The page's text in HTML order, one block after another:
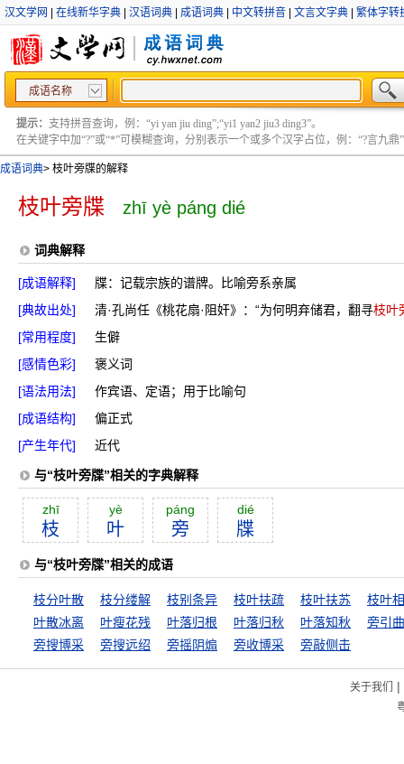
汉文学网 在线新华字典 汉语词典 成语词典 中文转拼音 文言文字典 繁体字转
成语名称
提示： 支持拼音查询，例：“yi yan jiu ding”;“yi1 yan2 jiu3 ding3”。
在关键字中加“?”或“*”可模糊查询，分别表示一个或多个汉字占位，例：“?言九鼎”
成语词典> 枝叶旁牒的解释
枝叶旁牒 zhī yè páng dié
词典解释
[成语解释]
牒：记载宗族的谱牌。比喻旁系亲属
[典故出处]
清·孔尚任《桃花扇·阻奸》：“为何明弃储君，翻寻枝叶
[常用程度]
生僻
[感情色彩]
褒义词
[语法用法]
作宾语、定语；用于比喻句
[成语结构]
偏正式
[产生年代]
近代
与“枝叶旁牒”相关的字典解释
zhī
枝
yè
叶
páng
旁
dié
牒
与“枝叶旁牒”相关的成语
枝分叶散 枝分缕解 枝别条异 枝叶扶疏 枝叶扶苏
枝叶
叶散冰离
叶瘦花残 叶落归根 叶落归秋 叶落知秋
旁引
旁搜博采
旁搜远绍 旁摇阴煽 旁收博采 旁敲侧击
关于我们 |